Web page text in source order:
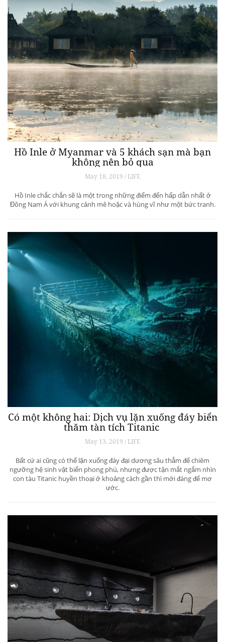
Hồ Inle ở Myanmar và 5 khách sạn mà bạn
không nên bỏ qua
May 18, 2019 / LIFE
Hồ Inle chắc chắn sẽ là một trong những điểm đến hấp dẫn nhất ở
Đông Nam Á với khung cảnh mê hoặc và hùng vĩ như một bức tranh.
Có một không hai: Dịch vụ lặn xuống đáy biển
thăm tàn tích Titanic
May 13, 2019 / LIFE
Bất cứ ai cũng có thể lặn xuống đáy đại dương sâu thẳm để chiêm
ngưỡng hệ sinh vật biển phong phú, nhưng được tận mắt ngắm nhìn
con tàu Titanic huyền thoại ở khoảng cách gần thì mới đáng để mơ
ước.